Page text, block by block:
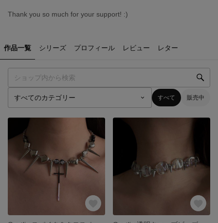
Thank you so much for your support! :)
作品一覧 シリーズ プロフィール レビュー レター
すべて 販売中